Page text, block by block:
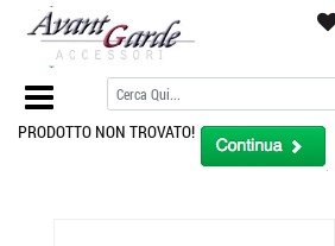
Home Page/
PRODOTTO NON TROVATO!